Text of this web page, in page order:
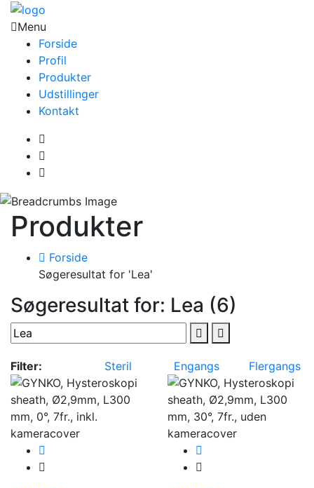
Menu
Forside
Profil
Produkter
Udstillinger
Kontakt
Produkter
Forside
Søgeresultat for 'Lea'
Søgeresultat for: Lea (6)
Filter: Steril Engangs Flergangs